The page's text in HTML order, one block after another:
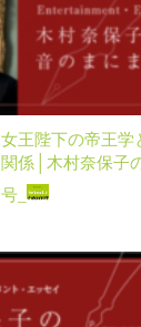
女王陛下の帝王学
関係│木村奈保子
号_